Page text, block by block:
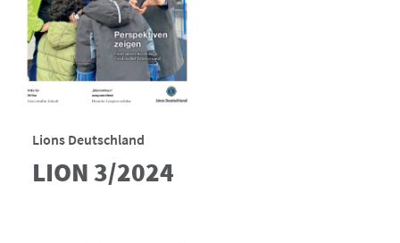
Lions Deutschland
LION 3/2024